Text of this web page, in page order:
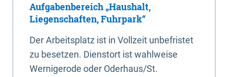
Aufgabenbereich „Haushalt,
Liegenschaften, Fuhrpark“
Der Arbeitsplatz ist in Vollzeit unbefristet
zu besetzen. Dienstort ist wahlweise
Wernigerode oder Oderhaus/St.